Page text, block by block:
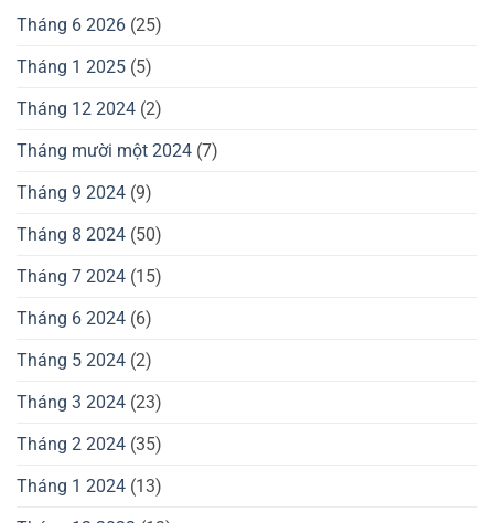
Tháng 6 2026 (25)
Tháng 1 2025 (5)
Tháng 12 2024 (2)
Tháng mười một 2024 (7)
Tháng 9 2024 (9)
Tháng 8 2024 (50)
Tháng 7 2024 (15)
Tháng 6 2024 (6)
Tháng 5 2024 (2)
Tháng 3 2024 (23)
Tháng 2 2024 (35)
Tháng 1 2024 (13)